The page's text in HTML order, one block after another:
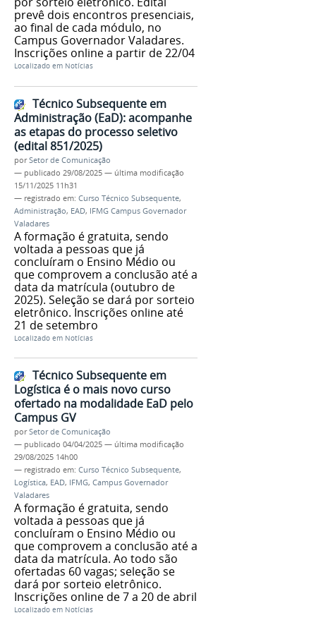
prevê dois encontros presenciais,
ao final de cada módulo, no
Campus Governador Valadares.
Inscrições online a partir de 22/04
Localizado em Notícias
Técnico Subsequente em
Administração (EaD): acompanhe
as etapas do processo seletivo
(edital 851/2025)
porSetor de Comunicação
— publicado 29/08/2025 — última modificação
15/11/2025 11h31
— registrado em: Curso Técnico Subsequente,
Administração, EAD, IFMG Campus Governador
Valadares
A formação é gratuita, sendo
voltada a pessoas que já
concluíram o Ensino Médio ou
que comprovem a conclusão até a
data da matrícula (outubro de
2025). Seleção se dará por sorteio
eletrônico. Inscrições online até
21 de setembro
Localizado em Notícias
Técnico Subsequente em
Logística é o mais novo curso
ofertado na modalidade EaD pelo
Campus GV
porSetor de Comunicação
— publicado 04/04/2025 — última modificação
29/08/2025 14h00
— registrado em: Curso Técnico Subsequente,
Logística, EAD, IFMG, Campus Governador
Valadares
A formação é gratuita, sendo
voltada a pessoas que já
concluíram o Ensino Médio ou
que comprovem a conclusão até a
data da matrícula. Ao todo são
ofertadas 60 vagas; seleção se
dará por sorteio eletrônico.
Inscrições online de 7 a 20 de abril
Localizado em Notícias